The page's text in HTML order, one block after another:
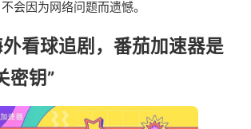
会因为网络问题而遗憾。
看球追剧，番茄加速器是
密钥”